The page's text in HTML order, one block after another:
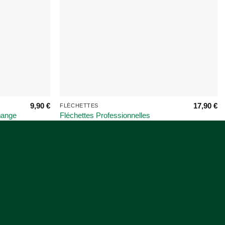
9,90 € FLÉCHETTES
Fléchettes Professionnelles
17,90€